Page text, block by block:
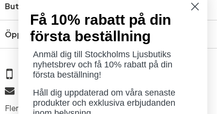
Butik
Öppettider
08 - 654 29 00
info@ljusbutik.se
Fler kontaktuppgifter »
Få 10% rabatt på din
första beställning
Anmäl dig till Stockholms Ljusbutiks
nyhetsbrev och få 10% rabatt på din
första beställning!
Håll dig uppdaterad om våra senaste
produkter och exklusiva erbjudanden